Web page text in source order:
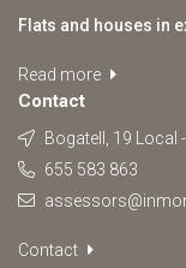
Flats and houses in
Read more
Contact
Bogatell, 19 Local
655 583 863
Contact